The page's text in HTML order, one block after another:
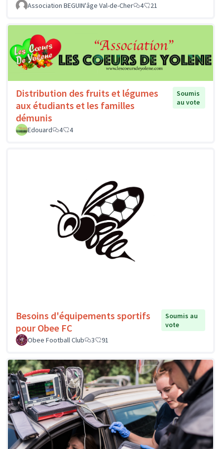
Association BEGUIN'âge Val-de-Cher
4 21
Distribution des fruits et légumes
aux étudiants et les familles
démunis
Soumis
au vote
Edouard 4 4
Besoins d'équipements sportifs
pour Obee FC
Soumis au
vote
Obee Football Club
3 91